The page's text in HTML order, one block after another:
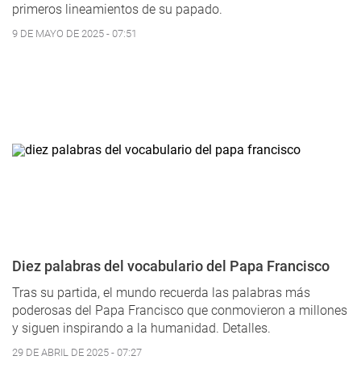
primeros lineamientos de su papado.
9 DE MAYO DE 2025 - 07:51
Diez palabras del vocabulario del Papa Francisco
Tras su partida, el mundo recuerda las palabras más
poderosas del Papa Francisco que conmovieron a millones
y siguen inspirando a la humanidad. Detalles.
29 DE ABRIL DE 2025 - 07:27